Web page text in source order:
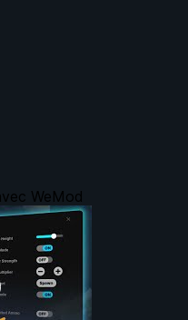
WeMod